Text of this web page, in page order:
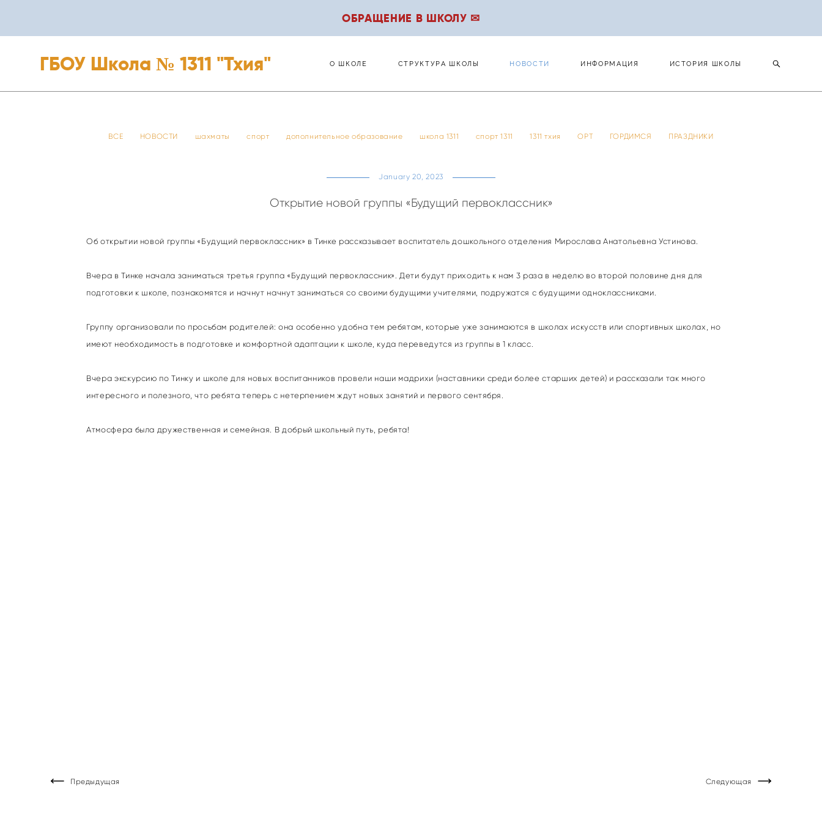
ОБРАЩЕНИЕ В ШКОЛУ ✉
ГБОУ Школа № 1311 "Тхия" О ШКОЛЕ СТРУКТУРА ШКОЛЫ НОВОСТИ ИНФОРМАЦИЯ ИСТОРИЯ ШКОЛЫ
ВСЕ НОВОСТИ шахматы спорт дополнительное образование школа 1311 спорт 1311 1311 тхия ОРТ ГОРДИМСЯ ПРАЗДНИКИ
January 20, 2023
Открытие новой группы «Будущий первоклассник»
Об открытии новой группы «Будущий первоклассник» в Тинке рассказывает воспитатель дошкольного отделения Мирослава Анатольевна Устинова.
Вчера в Тинке начала заниматься третья группа «Будущий первоклассник». Дети будут приходить к нам 3 раза в неделю во второй половине дня для
подготовки к школе, познакомятся и начнут начнут заниматься со своими будущими учителями, подружатся с будущими одноклассниками.
Группу организовали по просьбам родителей: она особенно удобна тем ребятам, которые уже занимаются в школах искусств или спортивных школах, но
имеют необходимость в подготовке и комфортной адаптации к школе, куда переведутся из группы в 1 класс.
Вчера экскурсию по Тинку и школе для новых воспитанников провели наши мадрихи (наставники среди более старших детей) и рассказали так много
интересного и полезного, что ребята теперь с нетерпением ждут новых занятий и первого сентября.
Атмосфера была дружественная и семейная. В добрый школьный путь, ребята!
Предыдущая Следующая